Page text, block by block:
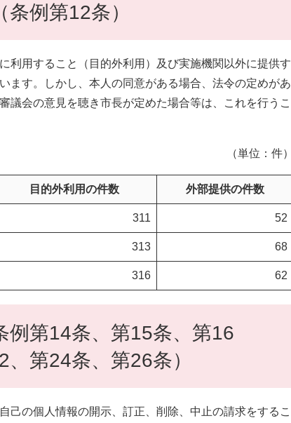
例第12条）
用すること（目的外利用）及び実施機関以外に提供す
ます。しかし、本人の同意がある場合、法令の定めがあ
議会の意見を聴き市長が定めた場合等は、これを行うこ
（単位：件）
目的外利用の件数 外部提供の件数
311 52
313 68
316 62
例第14条、第15条、第16
第24条、第26条）
の個人情報の開示、訂正、削除、中止の請求をするこ